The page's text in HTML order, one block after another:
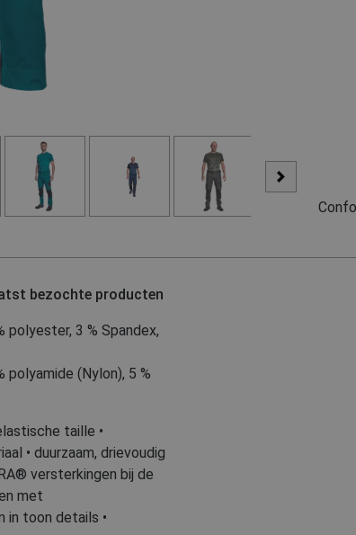
bezochte producten
polyester, 3 % Spandex,
polyamide (Nylon), 5 %
taille •
• duurzaam, drievoudig
versterkingen bij de
met
in toon details •